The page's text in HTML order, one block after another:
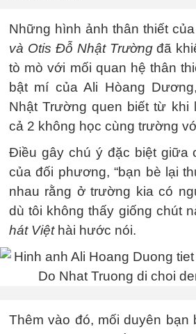
Những hình ảnh thân thiết
và Otis Đỗ Nhật Trườngđã
tò mò với mối quan hệ thân
bật mí của Ali Hòang
Nhật Trường quen biết từ khi
cả 2 không học cùng trường
Điều gây chú ý đặc biệt giữa
của đối phương, “bạn bè lại
nhau rằng ở trường kia có
dù tôi không thấy giống chút
hát Việthài hước nói.
Thêm vào đó, mối duyên bạn